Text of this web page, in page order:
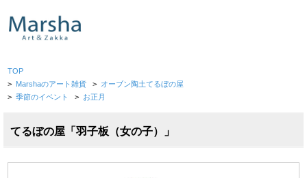
TOP
> Marshaのアート雑貨 > オーブン陶土てるぼの屋
> 季節のイベント > お正月
てるぼの屋「羽子板（女の子）」